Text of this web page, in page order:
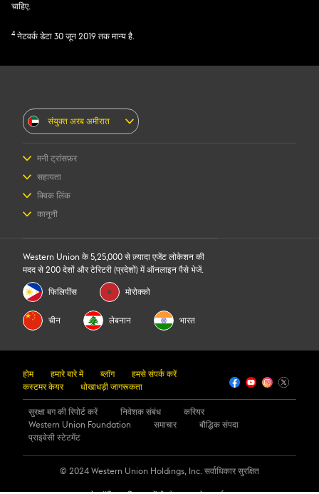
चाहिए.
4नेटवर्क डेटा 30 जून 2019 तक मान्य है.
संयुक्त अरब अमीरात
मनी ट्रांसफ़र
पैसे कैसे भेजें
पैसे कैसे प्राप्त करें
ऐप डाउनलोड करें
सहायता
लॉग इन/रजिस्टर करें
हमसे संपर्क करें
धोखाधड़ी जागरूकता
क्विक लिंक
लॉग इन/रजिस्टर करें
मूल्य का अनुमान लगाएं
रिवॉर्ड
कानूनी
बौद्धिक संपदा
ऑनलाइन प्राइवेसी स्टेटमेंट
कुकी संबंधी जानकारी
Western Union के 5,25,000 से ज़्यादा एजेंट लोकेशन की
मदद से 200 देशों और टेरिटरी (प्रदेशों) में ऑनलाइन पैसे भेजें.
फिलिपींस मोरोक्को
चीन लेबनान भारत
होम हमारे बारे में ब्लॉग
हमसे संपर्क करें
कस्टमर केयर
धोखाधड़ी जागरूकता
सुरक्षा बग की रिपोर्ट करें निवेशक संबंध
करियर
Western Union Foundation
समाचार
बौद्धिक संपदा
प्राइवेसी स्टेटमेंट
© 2024 Western Union Holdings, Inc. सर्वाधिकार सुरक्षित